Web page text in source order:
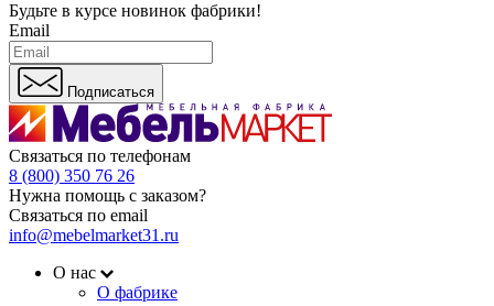
Будьте в курсе новинок фабрики!
Email
Подписаться
Связаться по телефонам
8 (800) 350 76 26
Нужна помощь с заказом?
Связаться по email
info@mebelmarket31.ru
О нас
О фабрике